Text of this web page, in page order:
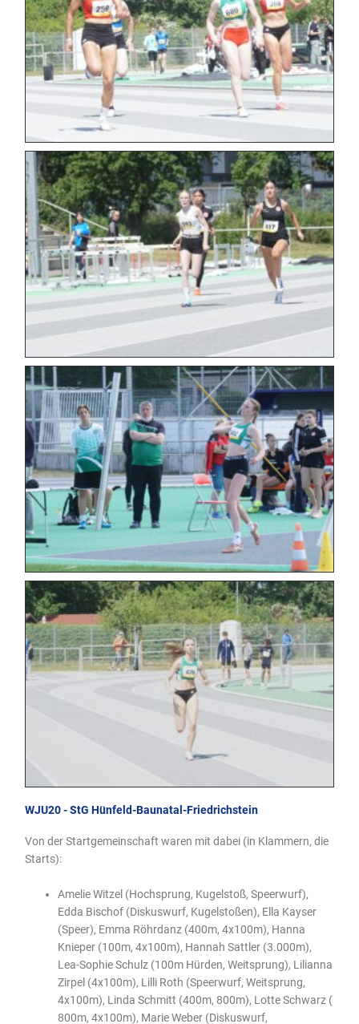
WJU20 - StG Hünfeld-Baunatal-Friedrichstein
Von der Startgemeinschaft waren mit dabei (in Klammern, die
Starts):
Amelie Witzel (Hochsprung, Kugelstoß, Speerwurf),
Edda Bischof (Diskuswurf, Kugelstoßen), Ella Kayser
(Speer), Emma Röhrdanz (400m, 4x100m), Hanna
Knieper (100m, 4x100m), Hannah Sattler (3.000m),
Lea-Sophie Schulz (100m Hürden, Weitsprung), Lilianna
Zirpel (4x100m), Lilli Roth (Speerwurf, Weitsprung,
4x100m), Linda Schmitt (400m, 800m), Lotte Schwarz (
800m, 4x100m), Marie Weber (Diskuswurf,